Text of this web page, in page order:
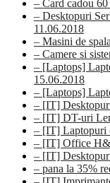
– Card cadou
– Desktopuri
11.06.2018
– Masini de
– Camere si
– [Laptops]
15.06.2018
– [Laptops]
– [IT]
– [IT] DT-uri
– [IT] Laptopuri
– [IT] Office
– [IT]
– pana la 35%